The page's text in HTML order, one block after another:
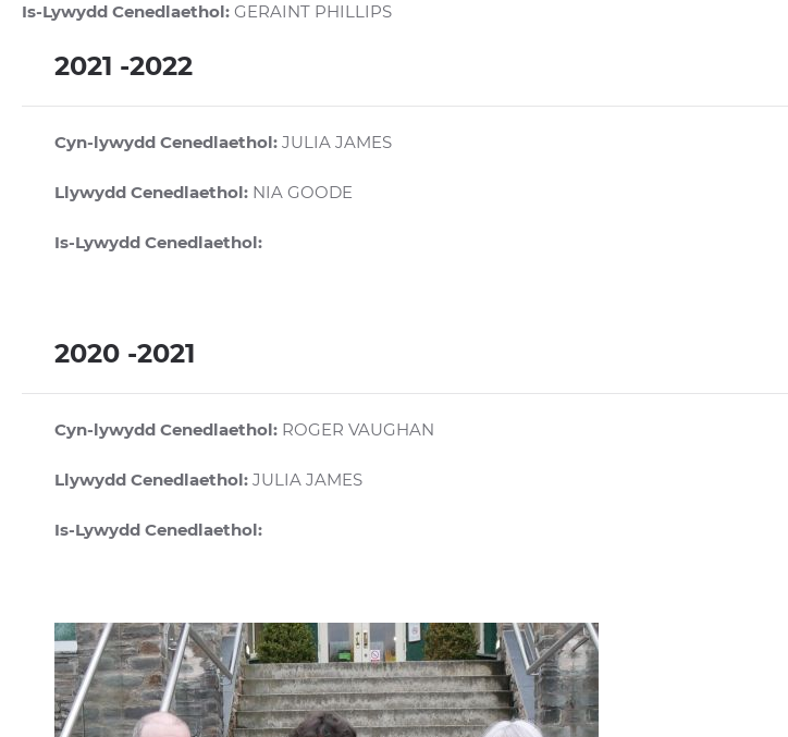
Is-Lywydd Cenedlaethol: GERAINT PHILLIPS
2021 -2022
Cyn-lywydd Cenedlaethol: JULIA JAMES
Llywydd Cenedlaethol: NIA GOODE
Is-Lywydd Cenedlaethol:
2020 -2021
Cyn-lywydd Cenedlaethol: ROGER VAUGHAN
Llywydd Cenedlaethol: JULIA JAMES
Is-Lywydd Cenedlaethol: